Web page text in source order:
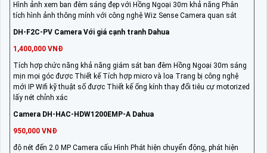
Hình ảnh xem ban đêm sáng đẹp với Hồng Ngoại 30m khả năng Phân
tích hình ảnh thông mính với công nghệ Wiz Sense Camera quan sát
DH-F2C-PV Camera Với giá cạnh tranh Dahua
1,400,000 VNĐ
Tích hợp chức năng khả năng giám sát ban đêm Hồng Ngoại 30m sáng
mịn mọi góc được Thiết kế Tích hợp micro và loa Trang bị công nghệ
mới IP Wifi kỹ thuật số được Thiết kế ống kính thay đổi tiêu cự motorized
lấy nét chỉnh xác
Camera DH-HAC-HDW1200EMP-A Dahua
950,000 VNĐ
độ nét đến 2.0 MP Camera cấu Hình Phát hiện chuyển động, phát hiện